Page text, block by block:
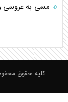
مسی به عروسی
کلیه حقوق